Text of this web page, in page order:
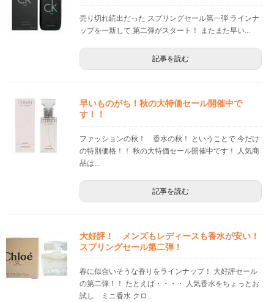
売り切れ続出だった スプリングセール第一弾 ラインナ
ップを一新して 第二弾がスタート！ またまた早い...
記事を読む
早いものがち！秋の大特価セール開催中で
す！！
ファッションの秋！ 香水の秋！ ということで 今だけ
の特別価格！！ 秋の大特価セール開催中です！ 人気商
品は...
記事を読む
大好評！ メンズもレディースも香水が安い！
スプリングセール第二弾！
春に似合いそうな香りをラインナップ！ 大好評セール
の第二弾！！ たとえば・・・・ 人気香水をちょっとお
試し ミニ香水 クロ...